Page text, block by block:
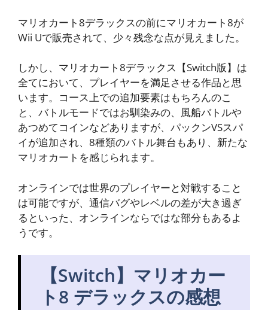
マリオカート8デラックスの前にマリオカート8が
Wii Uで販売されて、少々残念な点が見えました。
しかし、マリオカート8デラックス【Switch版】は
全てにおいて、プレイヤーを満足させる作品と思
います。コース上での追加要素はもちろんのこ
と、バトルモードではお馴染みの、風船バトルや
あつめてコインなどありますが、パックンVSスパ
イが追加され、8種類のバトル舞台もあり、新たな
マリオカートを感じられます。
オンラインでは世界のプレイヤーと対戦すること
は可能ですが、通信バグやレベルの差が大き過ぎ
るといった、オンラインならではな部分もあるよ
うです。
【Switch】マリオカー
ト8 デラックスの感想